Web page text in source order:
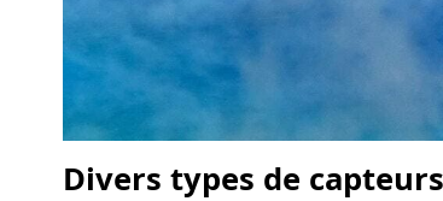
Divers types de